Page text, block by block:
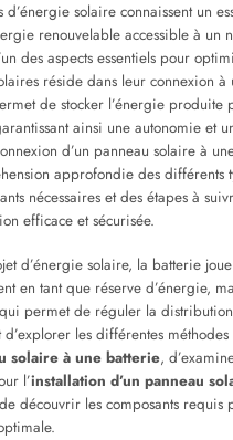
d’énergie solaire connaissent un
renouvelable accessible à un
des aspects essentiels pour
réside dans leur connexion à
de stocker l’énergie produite
ainsi une autonomie et
d’un panneau solaire à
approfondie des différents
nécessaires et des étapes à
efficace et sécurisée.
d’énergie solaire, la batterie
en tant que réserve d’énergie,
permet de réguler la
d’explorer les différentes
solaire à une batterie,
l’installation d’un panneau
découvrir les composants requis